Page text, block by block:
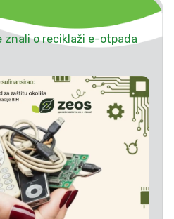
znali o reciklaži e-otpada